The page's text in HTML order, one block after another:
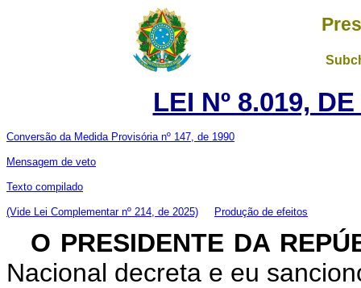
LEI Nº 8.019,
Conversão da Medida Provisória nº 147, de 1990
Mensagem de veto
Texto compilado
(Vide Lei Complementar nº 214, de 2025) Produção de efeitos
O PRESIDENTE DA
Nacional decreta e eu